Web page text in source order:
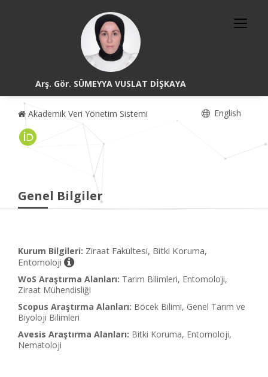
Arş. Gör. SÜMEYYA VUSLAT DİŞKAYA
Akademik Veri Yönetim Sistemi English
Genel Bilgiler
Kurum Bilgileri: Ziraat Fakültesi, Bitki Koruma,
Entomoloji
WoS Araştırma Alanları: Tarım Bilimleri, Entomoloji,
Ziraat Mühendisliği
Scopus Araştırma Alanları: Böcek Bilimi, Genel Tarım ve
Biyoloji Bilimleri
Avesis Araştırma Alanları: Bitki Koruma, Entomoloji,
Nematoloji